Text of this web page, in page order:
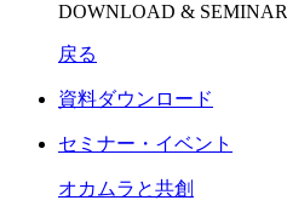
DOWNLOAD & SEMINAR
戻る
資料ダウンロード
セミナー・イベント
オカムラと共創